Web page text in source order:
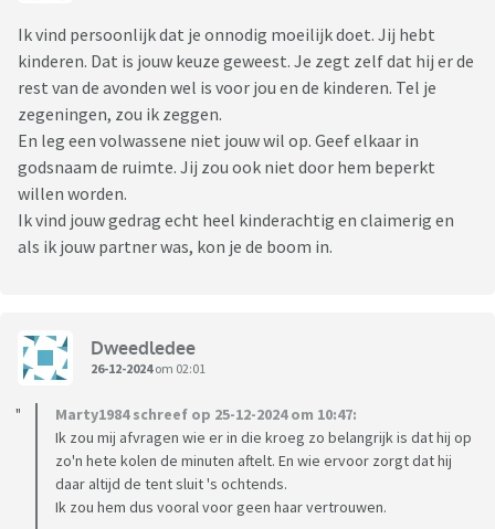
Ik vind persoonlijk dat je onnodig moeilijk doet. Jij hebt
kinderen. Dat is jouw keuze geweest. Je zegt zelf dat hij er de
rest van de avonden wel is voor jou en de kinderen. Tel je
zegeningen, zou ik zeggen.
En leg een volwassene niet jouw wil op. Geef elkaar in
godsnaam de ruimte. Jij zou ook niet door hem beperkt
willen worden.
Ik vind jouw gedrag echt heel kinderachtig en claimerig en
als ik jouw partner was, kon je de boom in.
Dweedledee
26-12-2024om 02:01
Marty1984 schreef op 25-12-2024 om 10:47:
Ik zou mij afvragen wie er in die kroeg zo belangrijk is dat hij op
zo'n hete kolen de minuten aftelt. En wie ervoor zorgt dat hij
daar altijd de tent sluit 's ochtends.
Ik zou hem dus vooral voor geen haar vertrouwen.